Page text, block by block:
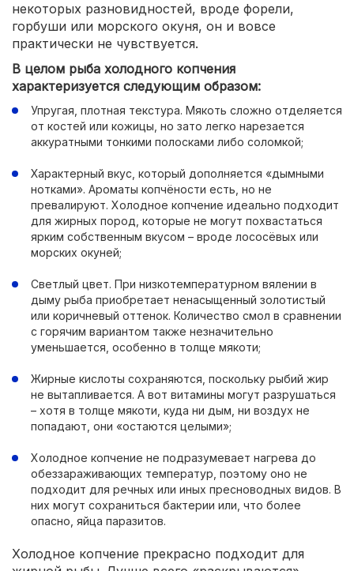
некоторых разновидностей, вроде форели,
горбуши или морского окуня, он и вовсе
практически не чувствуется.
В целом рыба холодного копчения
характеризуется следующим образом:
Упругая, плотная текстура. Мякоть сложно отделяется
от костей или кожицы, но зато легко нарезается
аккуратными тонкими полосками либо соломкой;
Характерный вкус, который дополняется «дымными
нотками». Ароматы копчёности есть, но не
превалируют. Холодное копчение идеально подходит
для жирных пород, которые не могут похвастаться
ярким собственным вкусом – вроде лососёвых или
морских окуней;
Светлый цвет. При низкотемпературном вялении в
дыму рыба приобретает ненасыщенный золотистый
или коричневый оттенок. Количество смол в сравнении
с горячим вариантом также незначительно
уменьшается, особенно в толще мякоти;
Жирные кислоты сохраняются, поскольку рыбий жир
не вытапливается. А вот витамины могут разрушаться
– хотя в толще мякоти, куда ни дым, ни воздух не
попадают, они «остаются целыми»;
Холодное копчение не подразумевает нагрева до
обеззараживающих температур, поэтому оно не
подходит для речных или иных пресноводных видов. В
них могут сохраниться бактерии или, что более
опасно, яйца паразитов.
Холодное копчение прекрасно подходит для